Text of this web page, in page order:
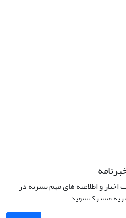
اخبار و اطلاعیه های مهم نشریه در
مشترک شوید.